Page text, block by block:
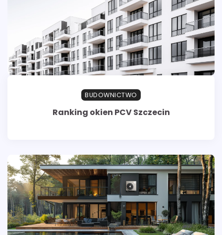
BUDOWNICTWO
Ranking okien PCV Szczecin